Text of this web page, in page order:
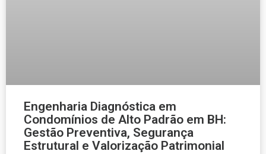
Engenharia Diagnóstica em
Condomínios de Alto Padrão em BH:
Gestão Preventiva, Segurança
Estrutural e Valorização Patrimonial